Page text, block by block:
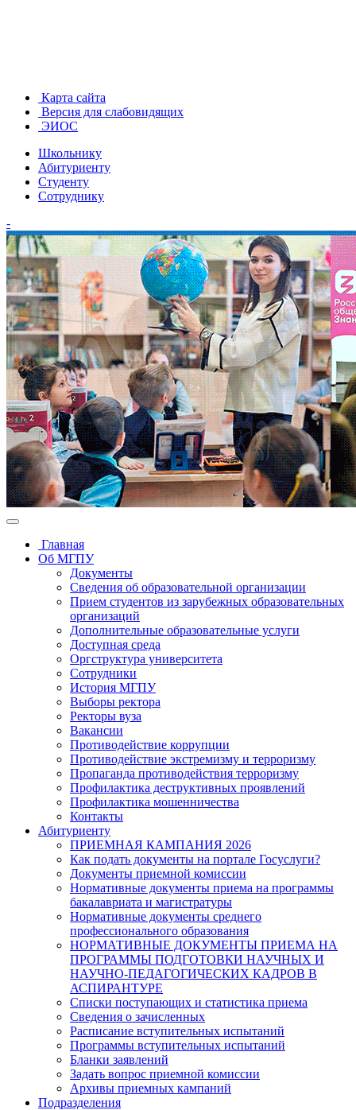
Карта сайта
Версия для слабовидящих
ЭИОС
Школьнику
Абитуриенту
Студенту
Сотруднику
-
Главная
Об МГПУ
Документы
Сведения об образовательной организации
Прием студентов из зарубежных образовательных
организаций
Дополнительные образовательные услуги
Доступная среда
Оргструктура университета
Сотрудники
История МГПУ
Выборы ректора
Ректоры вуза
Вакансии
Противодействие коррупции
Противодействие экстремизму и терроризму
Пропаганда противодействия терроризму
Профилактика деструктивных проявлений
Профилактика мошенничества
Контакты
Абитуриенту
ПРИЕМНАЯ КАМПАНИЯ 2026
Как подать документы на портале Госуслуги?
Документы приемной комиссии
Нормативные документы приема на программы
бакалавриата и магистратуры
Нормативные документы среднего
профессионального образования
НОРМАТИВНЫЕ ДОКУМЕНТЫ ПРИЕМА НА
ПРОГРАММЫ ПОДГОТОВКИ НАУЧНЫХ И
НАУЧНО-ПЕДАГОГИЧЕСКИХ КАДРОВ В
АСПИРАНТУРЕ
Списки поступающих и статистика приема
Сведения о зачисленных
Расписание вступительных испытаний
Программы вступительных испытаний
Бланки заявлений
Задать вопрос приемной комиссии
Архивы приемных кампаний
Подразделения